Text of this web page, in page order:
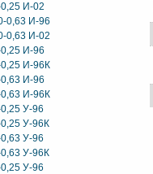
И-02
0,63 И-96
0,63 И-02
И-96
И-96К
И-96
И-96К
У-96
У-96К
У-96
У-96К
У-96